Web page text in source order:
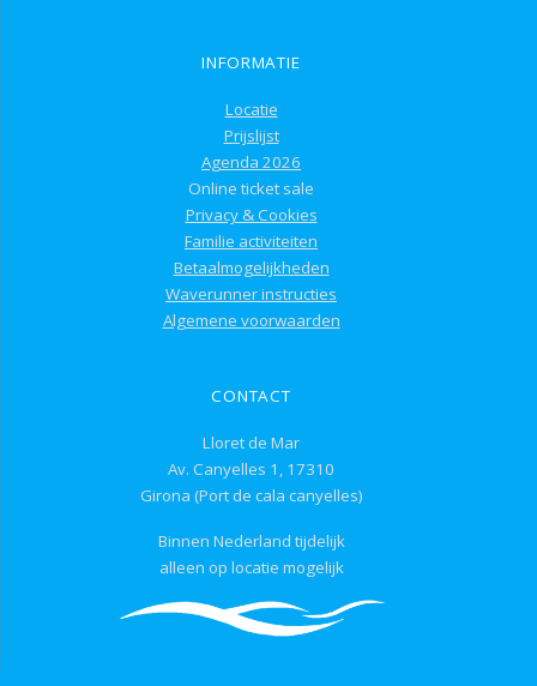
INFORMATIE
Locatie
Prijslijst
Agenda 2026
Online ticket sale
Privacy & Cookies
Familie activiteiten
Betaalmogelijkheden
Waverunner instructies
Algemene voorwaarden
CONTACT
Lloret de Mar
Av. Canyelles 1, 17310
Girona (Port de cala canyelles)
Binnen Nederland tijdelijk
alleen op locatie mogelijk